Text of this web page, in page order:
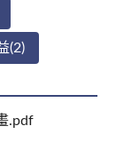
(2)
.pdf